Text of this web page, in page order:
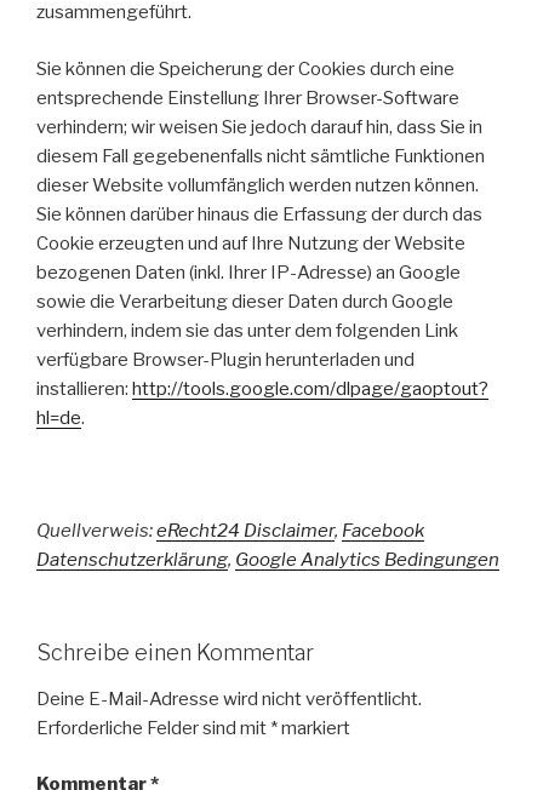
zusammengeführt.
Sie können die Speicherung der Cookies durch eine
entsprechende Einstellung Ihrer Browser-Software
verhindern; wir weisen Sie jedoch darauf hin, dass Sie in
diesem Fall gegebenenfalls nicht sämtliche Funktionen
dieser Website vollumfänglich werden nutzen können.
Sie können darüber hinaus die Erfassung der durch das
Cookie erzeugten und auf Ihre Nutzung der Website
bezogenen Daten (inkl. Ihrer IP-Adresse) an Google
sowie die Verarbeitung dieser Daten durch Google
verhindern, indem sie das unter dem folgenden Link
verfügbare Browser-Plugin herunterladen und
installieren: http://tools.google.com/dlpage/gaoptout?
hl=de.
Quellverweis:eRecht24 Disclaimer, Facebook
Datenschutzerklärung, Google Analytics Bedingungen
Schreibe einen Kommentar
Deine E-Mail-Adresse wird nicht veröffentlicht.
Erforderliche Felder sind mit *markiert
Kommentar*